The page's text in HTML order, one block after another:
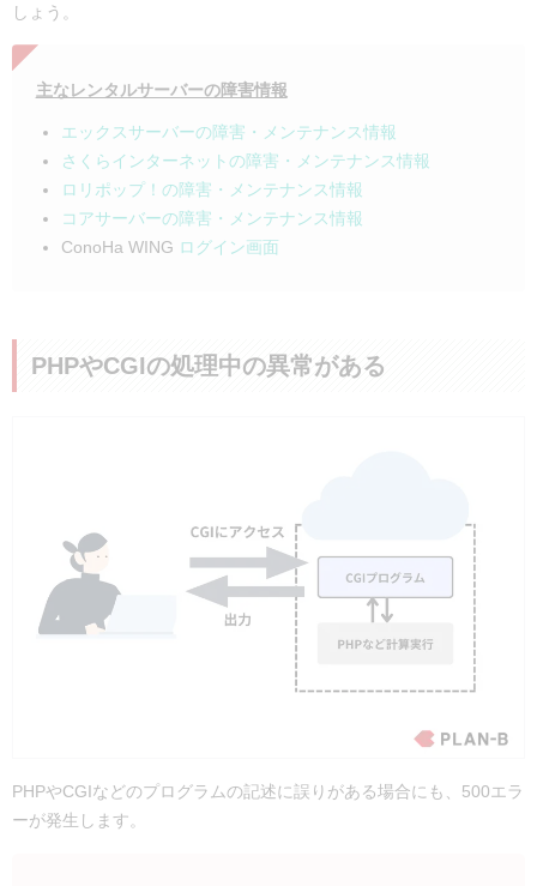
しょう。
主なレンタルサーバーの障害情報
エックスサーバーの障害・メンテナンス情報
さくらインターネットの障害・メンテナンス情報
ロリポップ！の障害・メンテナンス情報
コアサーバーの障害・メンテナンス情報
ConoHa WING ログイン画面
PHPやCGIの処理中の異常がある
PHPやCGIなどのプログラムの記述に誤りがある場合にも、500エラ
ーが発生します。